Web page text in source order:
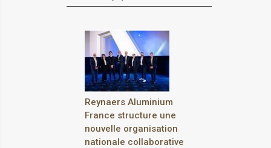
Reynaers Aluminium
France structure une
nouvelle organisation
nationale collaborative